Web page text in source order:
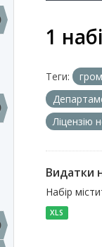
1
Теги:
Ліцензію
Видатки
Набір
XLS